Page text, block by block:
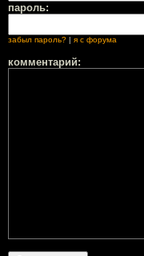
пароль:
забыл пароль? | я с форума
комментарий: